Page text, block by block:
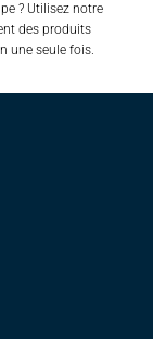
? Utilisez notre
des produits
une seule fois.